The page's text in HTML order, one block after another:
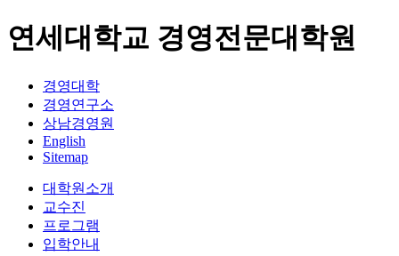
연세대학교 경영전문대학원
경영대학
경영연구소
상남경영원
English
Sitemap
대학원소개
교수진
프로그램
입학안내